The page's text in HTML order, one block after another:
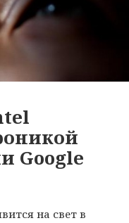
Google
на свет в